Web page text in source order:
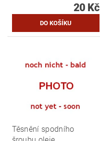
20 Kč
Těsnění spodního